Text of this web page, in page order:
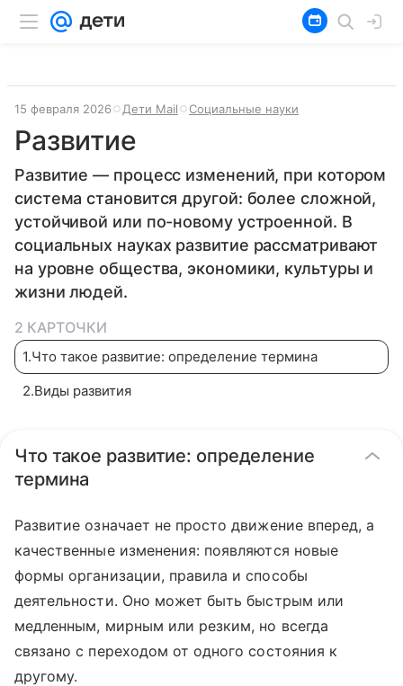
15 февраля 2026 Дети Mail Социальные науки
Развитие
Развитие — процесс изменений, при котором
система становится другой: более сложной,
устойчивой или по-новому устроенной. В
социальных науках развитие рассматривают
на уровне общества, экономики, культуры и
жизни людей.
2 КАРТОЧКИ
1.Что такое развитие: определение термина
2.Виды развития
Что такое развитие: определение
термина
Развитие означает не просто движение вперед, а
качественные изменения: появляются новые
формы организации, правила и способы
деятельности. Оно может быть быстрым или
медленным, мирным или резким, но всегда
связано с переходом от одного состояния к
другому.